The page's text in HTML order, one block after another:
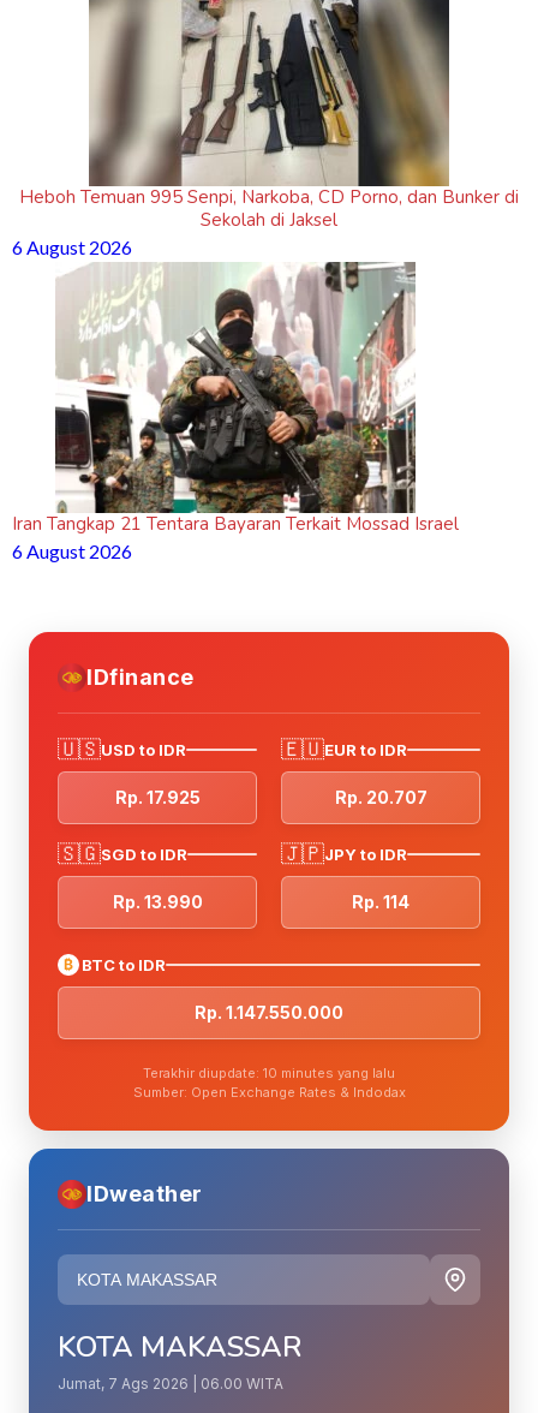
Heboh Temuan 995 Senpi, Narkoba, CD Porno, dan Bunker di
Sekolah di Jaksel
6 August 2026
Iran Tangkap 21 Tentara Bayaran Terkait Mossad Israel
6 August 2026
IDfinance
🇺🇸USD to IDR
Rp. 17.925
🇪🇺EUR to IDR
Rp. 20.707
🇸🇬SGD to IDR
Rp. 13.990
🇯🇵JPY to IDR
Rp. 114
₿ BTC to IDR
Rp. 1.147.550.000
Terakhir diupdate: 10 minutes yang lalu
Sumber: Open Exchange Rates & Indodax
IDweather
KOTA MAKASSAR
Jumat, 7 Ags 2026 | 06.00 WITA